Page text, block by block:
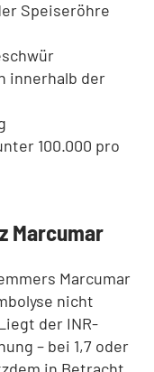
Speiseröhre
innerhalb der
100.000 pro
Marcumar
Marcumar
nicht
der INR-
– bei 1,7 oder